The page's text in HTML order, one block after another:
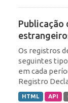
Publicação
Os registros
seguintes
em cada
Registro
HTML API